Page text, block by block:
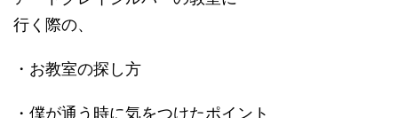
行く際の、
・お教室の探し方
・僕が通う時に気をつけたポイント